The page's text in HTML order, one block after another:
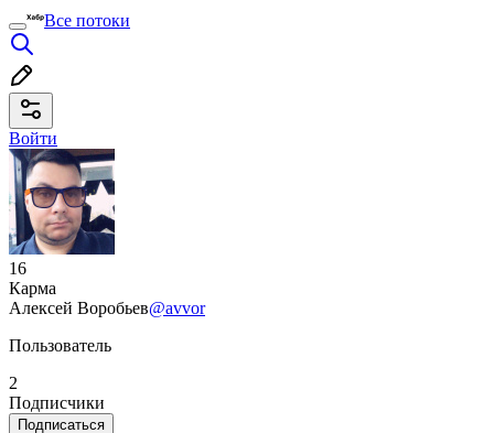
Все потоки
Войти
16
Карма
Алексей Воробьев@avvor
Пользователь
2
Подписчики
Подписаться